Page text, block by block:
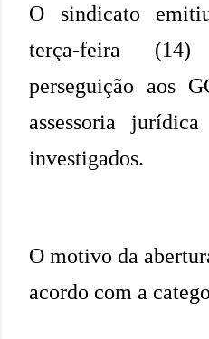
O sindicato
terça-feira
perseguição aos
assessoria
investigados.
O motivo da
acordo com a